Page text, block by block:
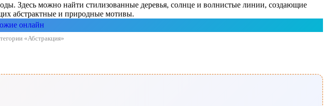
Здесь можно найти стилизованные деревья, солнце и волнистые линии, создающие
абстрактные и природные мотивы.
онлайн
«Абстракция»